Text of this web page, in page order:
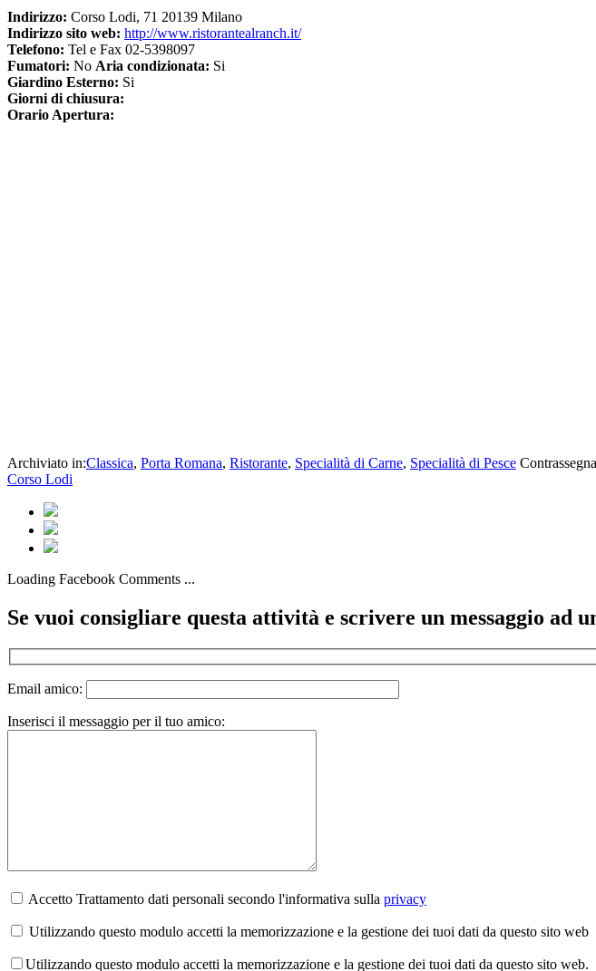
Indirizzo: Corso Lodi, 71 20139 Milano
Indirizzo sito web: http://www.ristorantealranch.it/
Telefono: Tel e Fax 02-5398097
Fumatori: No Aria condizionata: Si
Giardino Esterno: Si
Giorni di chiusura:
Orario Apertura:
Archiviato in:Classica, Porta Romana, Ristorante, Specialità di Carne, Specialità di Pesce
Corso Lodi
Loading Facebook Comments ...
Se vuoi consigliare questa attività e scrivere un messaggio ad
Email amico:
Inserisci il messaggio per il tuo amico:
Accetto Trattamento dati personali secondo l'informativa sulla privacy
Utilizzando questo modulo accetti la memorizzazione e la gestione dei tuoi dati da questo sito web
Utilizzando questo modulo accetti la memorizzazione e la gestione dei tuoi dati da questo sito web.